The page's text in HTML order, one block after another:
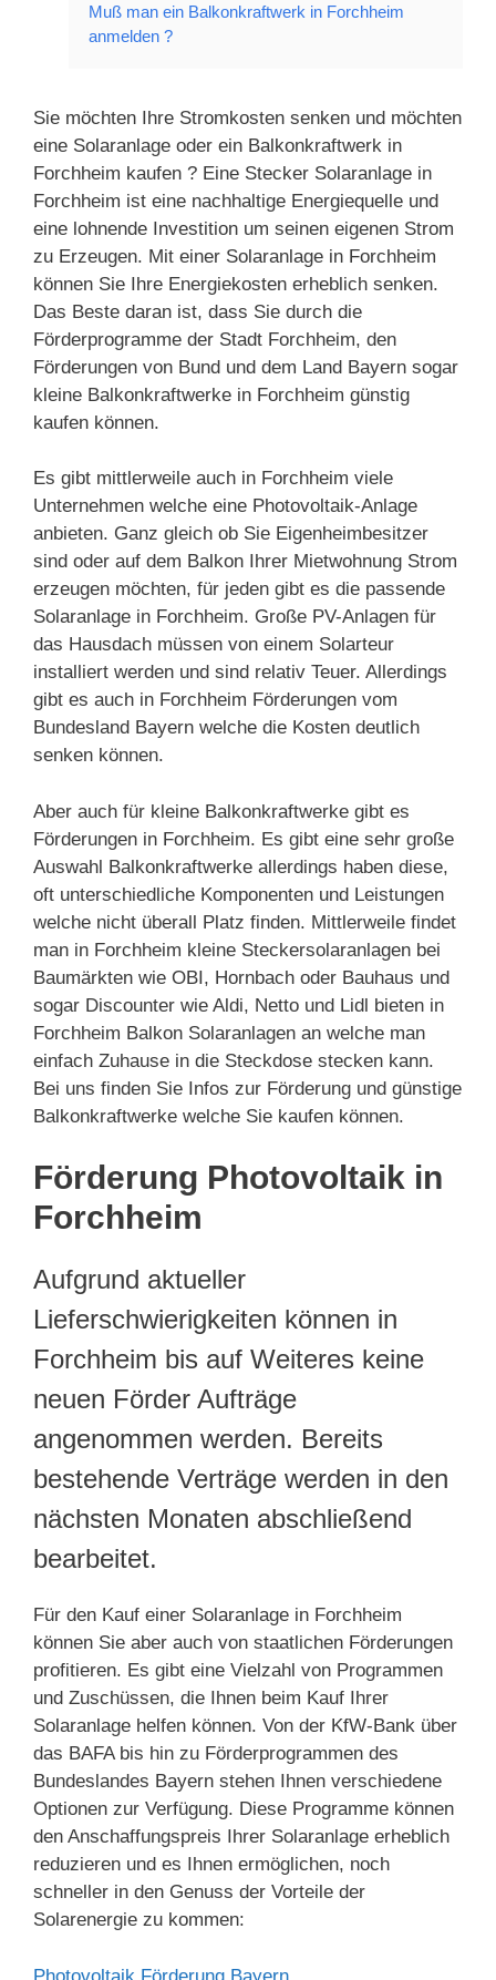
Muß man ein Balkonkraftwerk in Forchheim
anmelden ?
Sie möchten Ihre Stromkosten senken und möchten
eine Solaranlage oder ein Balkonkraftwerk in
Forchheim kaufen ? Eine Stecker Solaranlage in
Forchheim ist eine nachhaltige Energiequelle und
eine lohnende Investition um seinen eigenen Strom
zu Erzeugen. Mit einer Solaranlage in Forchheim
können Sie Ihre Energiekosten erheblich senken.
Das Beste daran ist, dass Sie durch die
Förderprogramme der Stadt Forchheim, den
Förderungen von Bund und dem Land Bayern sogar
kleine Balkonkraftwerke in Forchheim günstig
kaufen können.
Es gibt mittlerweile auch in Forchheim viele
Unternehmen welche eine Photovoltaik-Anlage
anbieten. Ganz gleich ob Sie Eigenheimbesitzer
sind oder auf dem Balkon Ihrer Mietwohnung Strom
erzeugen möchten, für jeden gibt es die passende
Solaranlage in Forchheim. Große PV-Anlagen für
das Hausdach müssen von einem Solarteur
installiert werden und sind relativ Teuer. Allerdings
gibt es auch in Forchheim Förderungen vom
Bundesland Bayern welche die Kosten deutlich
senken können.
Aber auch für kleine Balkonkraftwerke gibt es
Förderungen in Forchheim. Es gibt eine sehr große
Auswahl Balkonkraftwerke allerdings haben diese,
oft unterschiedliche Komponenten und Leistungen
welche nicht überall Platz finden. Mittlerweile findet
man in Forchheim kleine Steckersolaranlagen bei
Baumärkten wie OBI, Hornbach oder Bauhaus und
sogar Discounter wie Aldi, Netto und Lidl bieten in
Forchheim Balkon Solaranlagen an welche man
einfach Zuhause in die Steckdose stecken kann.
Bei uns finden Sie Infos zur Förderung und günstige
Balkonkraftwerke welche Sie kaufen können.
Förderung Photovoltaik in
Forchheim
Aufgrund aktueller
Lieferschwierigkeiten können in
Forchheim bis auf Weiteres keine
neuen Förder Aufträge
angenommen werden. Bereits
bestehende Verträge werden in den
nächsten Monaten abschließend
bearbeitet.
Für den Kauf einer Solaranlage in Forchheim
können Sie aber auch von staatlichen Förderungen
profitieren. Es gibt eine Vielzahl von Programmen
und Zuschüssen, die Ihnen beim Kauf Ihrer
Solaranlage helfen können. Von der KfW-Bank über
das BAFA bis hin zu Förderprogrammen des
Bundeslandes Bayern stehen Ihnen verschiedene
Optionen zur Verfügung. Diese Programme können
den Anschaffungspreis Ihrer Solaranlage erheblich
reduzieren und es Ihnen ermöglichen, noch
schneller in den Genuss der Vorteile der
Solarenergie zu kommen:
Photovoltaik Förderung Bayern